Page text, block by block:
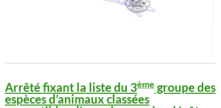
Arrêté fixant la liste du 3ème groupe des
espèces d’animaux classées